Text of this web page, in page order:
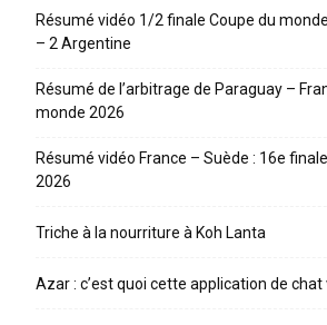
Résumé vidéo 1/2 finale Coupe du
– 2 Argentine
Résumé de l’arbitrage de Paraguay –
monde 2026
Résumé vidéo France – Suède : 16e
2026
Triche à la nourriture à Koh Lanta
Azar : c’est quoi cette application de chat